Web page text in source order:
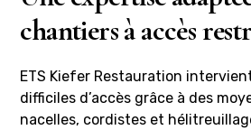
chantiers à accès
ETS Kiefer Restauration
difficiles d’accès grâce à des
nacelles, cordistes et